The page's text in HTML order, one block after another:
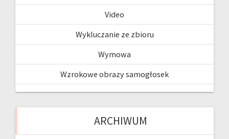
Video
Wykluczanie ze zbioru
Wymowa
Wzrokowe obrazy samogłosek
ARCHIWUM